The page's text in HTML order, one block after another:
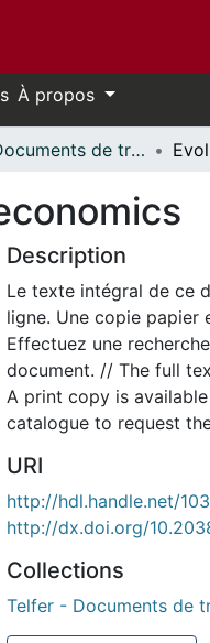
À propos
Telfer - Documents de travail // Telfer - Working Papers
Description
Le texte intégral de ce
ligne. Une copie papier
Effectuez une
document. // The full
A print copy is
catalogue to request
URI
http://hdl.handle.net/
http://dx.doi.org/
Collections
Telfer - Documents de